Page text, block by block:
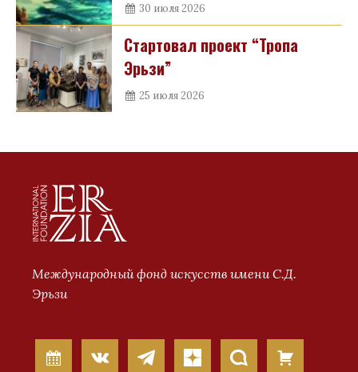
30 июля 2026
Стартовал проект “Тропа
Эрьзи”
25 июля 2026
Международный фонд искусств имени С.Д.
Эрьзи